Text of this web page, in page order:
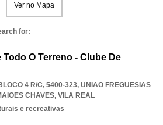
Ver no Mapa
for:
Todo O Terreno - Clube De
4 R/C, 5400-323, UNIAO FREGUESIAS
CHAVES, VILA REAL
e recreativas